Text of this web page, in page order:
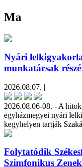
Ma
Nyári
munkatársak
2026.08.07. |
2026.08.06-08. - A
egyházmegyei nyári
kegyhelyen tartják
Folytatódik
Szimfonikus